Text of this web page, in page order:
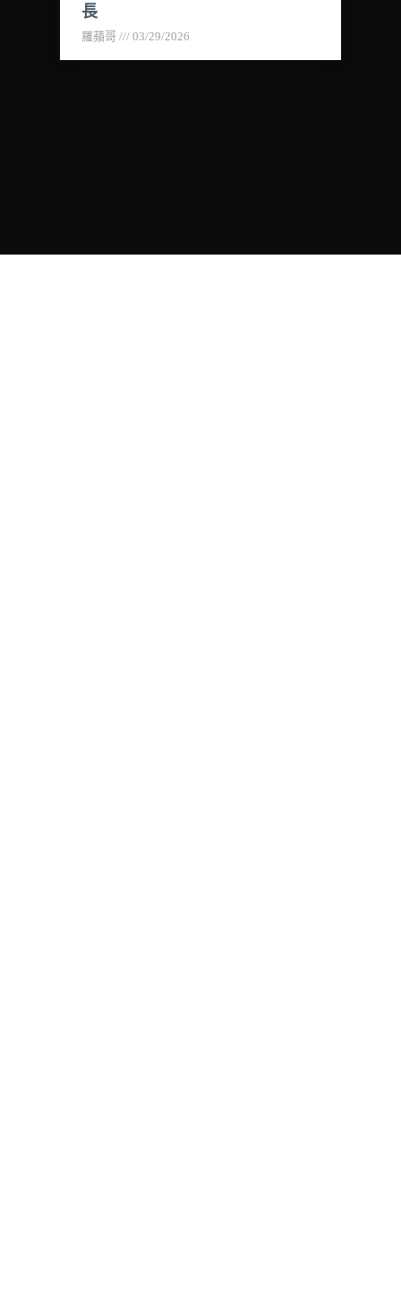
長
羅蘋哥 03/29/2026